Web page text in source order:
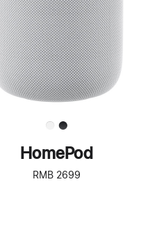
HomePod<
HomePod
RMB 2699